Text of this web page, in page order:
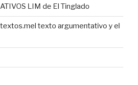
LIM de El Tinglado
texto argumentativo y el